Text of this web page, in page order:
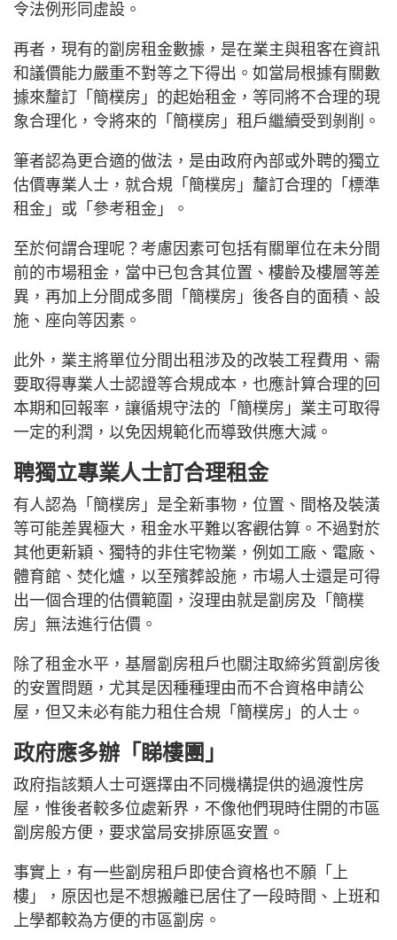
令法例形同虛設。
再者，現有的劏房租金數據，是在業主與租客在資訊
和議價能力嚴重不對等之下得出。如當局根據有關數
據來釐訂「簡樸房」的起始租金，等同將不合理的現
象合理化，令將來的「簡樸房」租戶繼續受到剝削。
筆者認為更合適的做法，是由政府內部或外聘的獨立
估價專業人士，就合規「簡樸房」釐訂合理的「標準
租金」或「參考租金」。
至於何謂合理呢？考慮因素可包括有關單位在未分間
前的市場租金，當中已包含其位置、樓齡及樓層等差
異，再加上分間成多間「簡樸房」後各自的面積、設
施、座向等因素。
此外，業主將單位分間出租涉及的改裝工程費用、需
要取得專業人士認證等合規成本，也應計算合理的回
本期和回報率，讓循規守法的「簡樸房」業主可取得
一定的利潤，以免因規範化而導致供應大減。
聘獨立專業人士訂合理租金
有人認為「簡樸房」是全新事物，位置、間格及裝潢
等可能差異極大，租金水平難以客觀估算。不過對於
其他更新穎、獨特的非住宅物業，例如工廠、電廠、
體育館、焚化爐，以至殯葬設施，市場人士還是可得
出一個合理的估價範圍，沒理由就是劏房及「簡樸
房」無法進行估價。
除了租金水平，基層劏房租戶也關注取締劣質劏房後
的安置問題，尤其是因種種理由而不合資格申請公
屋，但又未必有能力租住合規「簡樸房」的人士。
政府應多辦「睇樓團」
政府指該類人士可選擇由不同機構提供的過渡性房
屋，惟後者較多位處新界，不像他們現時住開的市區
劏房般方便，要求當局安排原區安置。
事實上，有一些劏房租戶即使合資格也不願「上
樓」，原因也是不想搬離已居住了一段時間、上班和
上學都較為方便的市區劏房。